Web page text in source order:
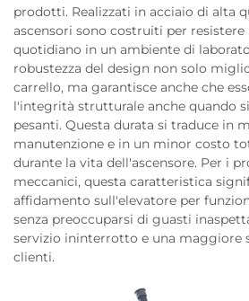
prodotti. Realizzati in acciaio di alta
ascensori sono costruiti per
quotidiano in un ambiente di
robustezza del design non solo
carrello, ma garantisce anche che
l'integrità strutturale anche quando
pesanti. Questa durata si traduce in
manutenzione e in un minor costo
durante la vita dell'ascensore. Per i
meccanici, questa caratteristica
affidamento sull'elevatore per
senza preoccuparsi di guasti
servizio ininterrotto e una maggiore
clienti.